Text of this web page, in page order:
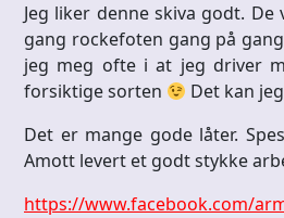
Jeg liker denne skiva godt.
gang rockefoten gang på
jeg meg ofte i at jeg driver
forsiktige sorten
Det kan
Det er mange gode låter.
Amott levert et godt stykke
https://www.facebook.com/